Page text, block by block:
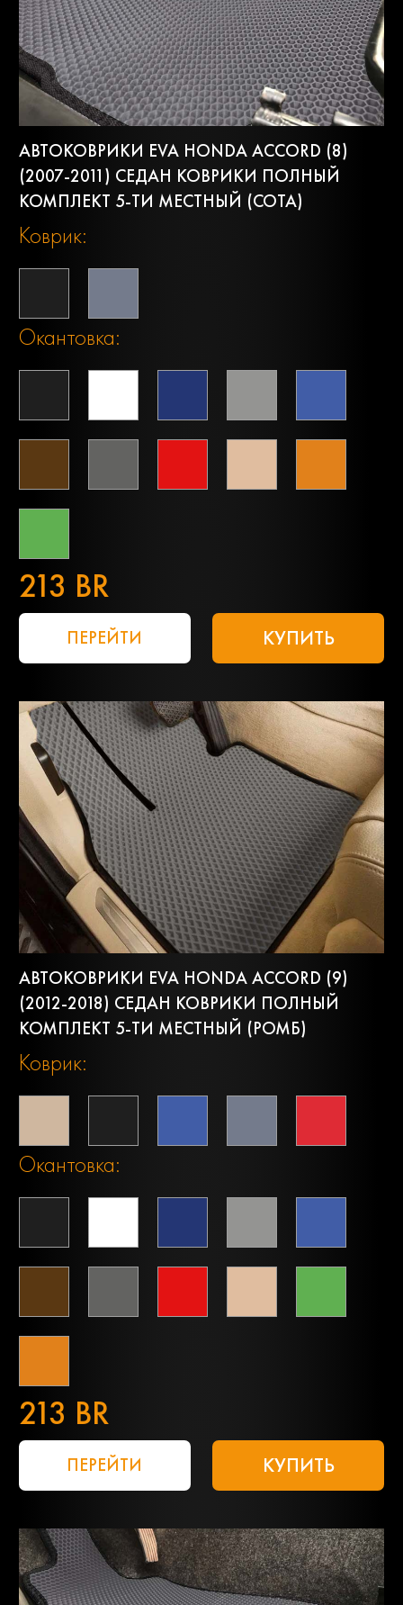
АВТОКОВРИКИ EVA HONDA ACCORD (8)
(2007-2011) СЕДАН КОВРИКИ ПОЛНЫЙ
КОМПЛЕКТ 5-ТИ МЕСТНЫЙ (СОТА)
Коврик:
Окантовка:
213 BR
ПЕРЕЙТИ КУПИТЬ
АВТОКОВРИКИ EVA HONDA ACCORD (9)
(2012-2018) СЕДАН КОВРИКИ ПОЛНЫЙ
КОМПЛЕКТ 5-ТИ МЕСТНЫЙ (РОМБ)
Коврик:
Окантовка:
213 BR
ПЕРЕЙТИ КУПИТЬ